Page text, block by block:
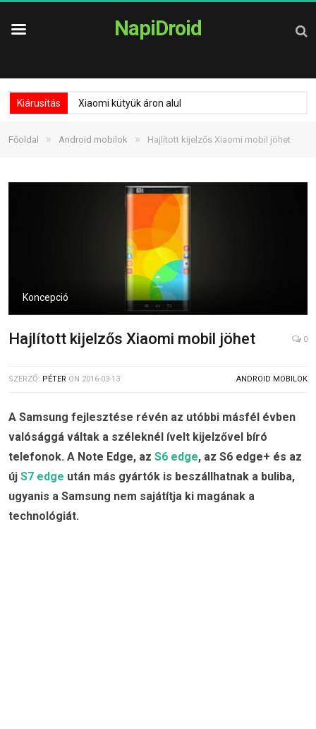
NapiDroid
Kiárusítás Xiaomi kütyük áron alul
Főoldal » Android mobilok » Hajlított kijelzős Xiaomi mobil jöhet
Koncepció
Hajlított kijelzős Xiaomi mobil jöhet 0
SZERZŐ: PÉTER ON 2016-03-13 ANDROID MOBILOK
A Samsung fejlesztése révén az utóbbi másfél évben
valósággá váltak a széleknél ívelt kijelzővel bíró
telefonok. A Note Edge, az S6 edge, az S6 edge+ és az
új S7 edge után más gyártók is beszállhatnak a buliba,
ugyanis a Samsung nem sajátítja ki magának a
technológiát.